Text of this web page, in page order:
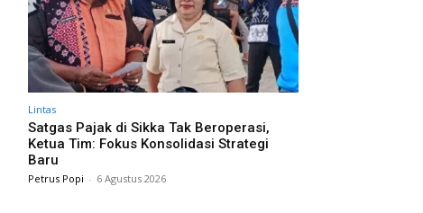
Lintas
Satgas Pajak di Sikka Tak Beroperasi,
Ketua Tim: Fokus Konsolidasi Strategi
Baru
Petrus Popi - 6 Agustus 2026